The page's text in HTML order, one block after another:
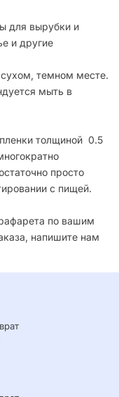
для вырубки и
и другие
сухом, темном месте.
мыть в
толщиной 0.5
просто
с пищей.
по вашим
напишите нам